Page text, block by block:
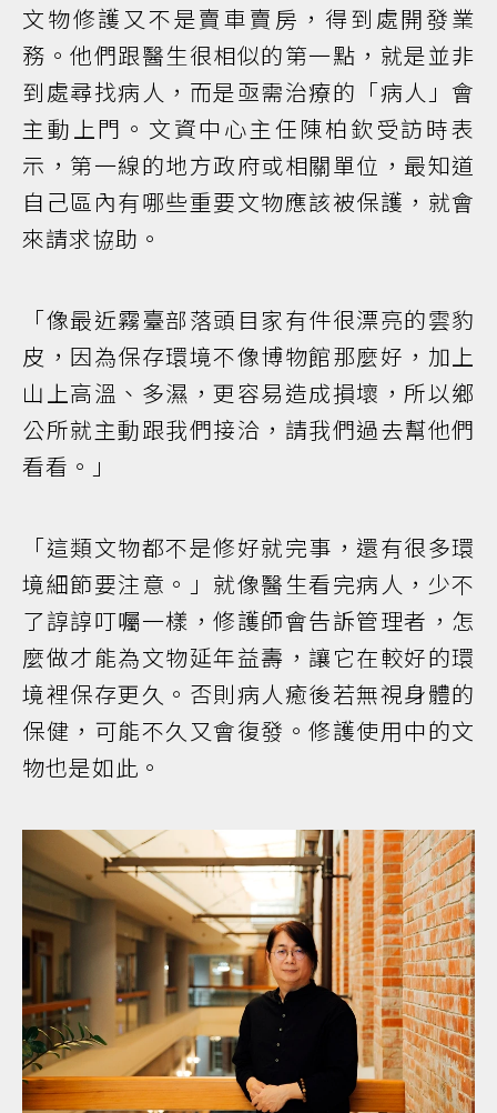
文物修護又不是賣車賣房，得到處開發業
務。他們跟醫生很相似的第一點，就是並非
到處尋找病人，而是亟需治療的「病人」會
主動上門。文資中心主任陳柏欽受訪時表
示，第一線的地方政府或相關單位，最知道
自己區內有哪些重要文物應該被保護，就會
來請求協助。
「像最近霧臺部落頭目家有件很漂亮的雲豹
皮，因為保存環境不像博物館那麼好，加上
山上高溫、多濕，更容易造成損壞，所以鄉
公所就主動跟我們接洽，請我們過去幫他們
看看。」
「這類文物都不是修好就完事，還有很多環
境細節要注意。」就像醫生看完病人，少不
了諄諄叮囑一樣，修護師會告訴管理者，怎
麼做才能為文物延年益壽，讓它在較好的環
境裡保存更久。否則病人癒後若無視身體的
保健，可能不久又會復發。修護使用中的文
物也是如此。